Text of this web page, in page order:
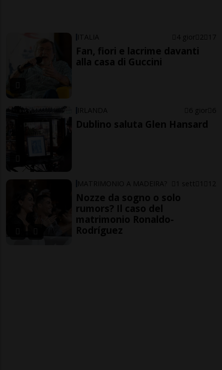
ITALIA 4 gior 2 17
Fan, fiori e lacrime davanti
alla casa di Guccini
IRLANDA 6 gior 6
Dublino saluta Glen Hansard
MATRIMONIO A MADEIRA? 1 sett 1 12
Nozze da sogno o solo
rumors? Il caso del
matrimonio Ronaldo-
Rodríguez